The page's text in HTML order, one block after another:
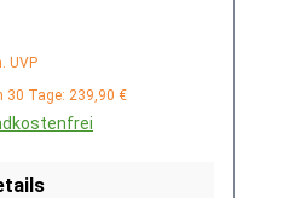
UVP
30 Tage: 239,90 €